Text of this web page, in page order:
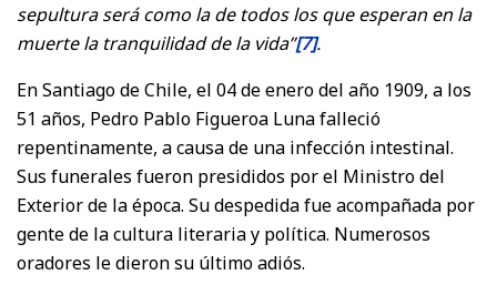
sepultura será como la de todos los que esperan en la
muerte la tranquilidad de la vida”[7].
En Santiago de Chile, el 04 de enero del año 1909, a los
51 años, Pedro Pablo Figueroa Luna falleció
repentinamente, a causa de una infección intestinal.
Sus funerales fueron presididos por el Ministro del
Exterior de la época. Su despedida fue acompañada por
gente de la cultura literaria y política. Numerosos
oradores le dieron su último adiós.